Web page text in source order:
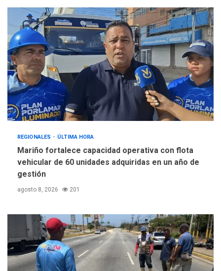
REGIONALES ÚLTIMA HORA
Mariño fortalece capacidad operativa con flota
vehicular de 60 unidades adquiridas en un año de
gestión
agosto 8, 2026 201